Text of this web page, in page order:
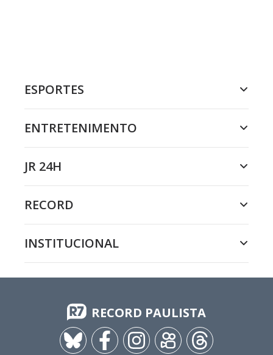
ESPORTES
ENTRETENIMENTO
JR 24H
RECORD
INSTITUCIONAL
RECORD PAULISTA